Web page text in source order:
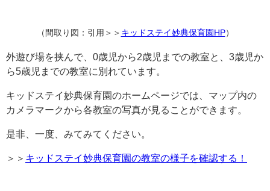
（間取り図：引用＞＞ キッドステイ妙典保育園HP）
外遊び場を挟んで、0歳児から2歳児までの教室と、3歳児か
ら5歳児までの教室に別れています。
キッドステイ妙典保育園のホームページでは、マップ内の
カメラマークから各教室の写真が見ることができます。
是非、一度、みてみてください。
＞＞ キッドステイ妙典保育園の教室の様子を確認する！